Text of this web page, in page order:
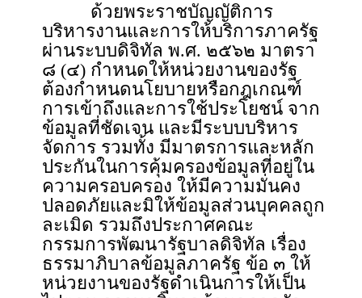
ด้วยพระราชบัญญัติการ
บริหารงานและการให้บริการภาครัฐ
ผ่านระบบดิจิทัล พ.ศ. ๒๕๖๒ มาตรา
๘ (๔) กำหนดให้หน่วยงานของรัฐ
ต้องกำหนดนโยบายหรือกฎเกณฑ์
การเข้าถึงและการใช้ประโยชน์ จาก
ข้อมูลที่ชัดเจน และมีระบบบริหาร
จัดการ รวมทั้ง มีมาตรการและหลัก
ประกันในการคุ้มครองข้อมูลที่อยู่ใน
ความครอบครอง ให้มีความมั่นคง
ปลอดภัยและมิให้ข้อมูลส่วนบุคคลถูก
ละเมิด รวมถึงประกาศคณะ
กรรมการพัฒนารัฐบาลดิจิทัล เรื่อง
ธรรมาภิบาลข้อมูลภาครัฐ ข้อ ๓ ให้
หน่วยงานของรัฐดำเนินการให้เป็น